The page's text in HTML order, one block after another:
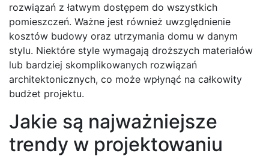
rozwiązań z łatwym dostępem do wszystkich
pomieszczeń. Ważne jest również uwzględnienie
kosztów budowy oraz utrzymania domu w danym
stylu. Niektóre style wymagają droższych materiałów
lub bardziej skomplikowanych rozwiązań
architektonicznych, co może wpłynąć na całkowity
budżet projektu.
Jakie są najważniejsze
trendy w projektowaniu